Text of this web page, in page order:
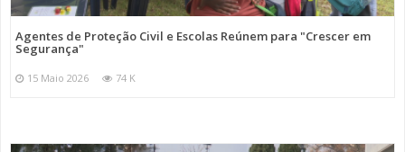
Agentes de Proteção Civil e Escolas Reúnem para "Crescer em
Segurança"
15 Maio 2026 74 K